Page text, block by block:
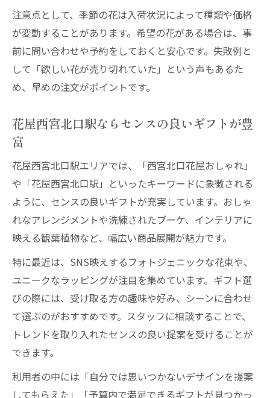
注意点として、季節の花は入荷状況によって種類や価格
が変動することがあります。希望の花がある場合は、事
前に問い合わせや予約をしておくと安心です。失敗例と
して「欲しい花が売り切れていた」という声もあるた
め、早めの注文がポイントです。
花屋西宮北口駅ならセンスの良いギフトが豊
富
花屋西宮北口駅エリアでは、「西宮北口花屋おしゃれ」
や「花屋西宮北口駅」といったキーワードに象徴される
ように、センスの良いギフトが充実しています。おしゃ
れなアレンジメントや洗練されたブーケ、インテリアに
映える観葉植物など、幅広い商品展開が魅力です。
特に最近は、SNS映えするフォトジェニックな花束や、
ユニークなラッピングが注目を集めています。ギフト選
びの際には、受け取る方の趣味や好み、シーンに合わせ
て選ぶのがおすすめです。スタッフに相談することで、
トレンドを取り入れたセンスの良い提案を受けることが
できます。
利用者の中には「自分では思いつかないデザインを提案
してもらえた」「予算内で満足できるギフトが見つかっ